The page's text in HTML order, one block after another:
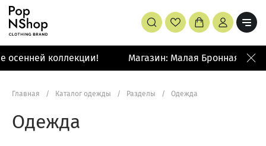
коллекции! Магазин: Малая Бронная 42/14
Главная / Каталог одежды / Разделы / Одежда
Одежда